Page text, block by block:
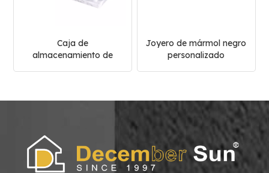
Caja de
almacenamiento de
Joyero de mármol negro
personalizado